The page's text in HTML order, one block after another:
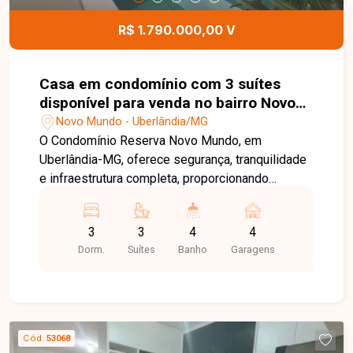
separadamente, proporcionando ainda mais
flexibilidade ao projeto. Entre em contato para
conhecer esta excelente oportunidade comercial.
R$ 1.790.000,00 V
Casa em condomínio com 3 suítes
disponível para venda no bairro Novo
Mundo em Uberlândia-MG
Novo Mundo - Uberlândia/MG
O Condomínio Reserva Novo Mundo, em
Uberlândia-MG, oferece segurança, tranquilidade
e infraestrutura completa, proporcionando
família. Com localização privilegiada e fácil
acesso às principais vias da cidade, é uma
excelente opção para quem busca morar em um
com closet, banheiro social, cozinha com balcão,
área de serviço e excelente área gourmet com
3
Dorm.
3
Suítes
4
Banho
4
Garagens
Cód. 53068